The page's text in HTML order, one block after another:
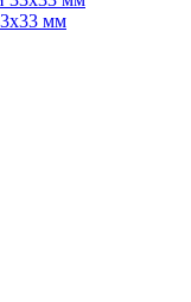
мм